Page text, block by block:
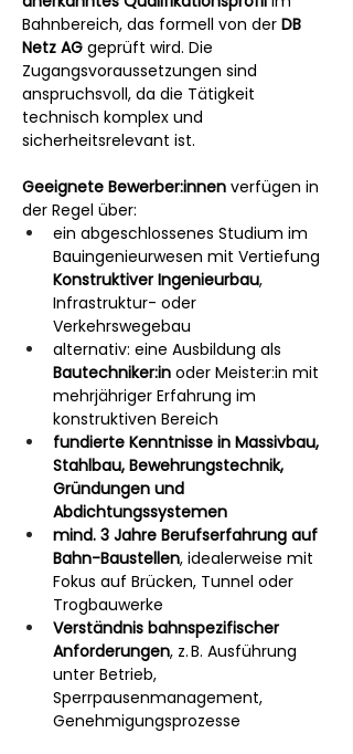
Bahnbereich, das formell von der DB
Netz AG geprüft wird. Die
Zugangsvoraussetzungen sind
anspruchsvoll, da die Tätigkeit
technisch komplex und
sicherheitsrelevant ist.
Geeignete Bewerber:innen verfügen in
der Regel über:
ein abgeschlossenes Studium im
Bauingenieurwesen mit Vertiefung
Konstruktiver Ingenieurbau,
Infrastruktur- oder
Verkehrswegebau
alternativ: eine Ausbildung als
Bautechniker:in oder Meister:in mit
mehrjähriger Erfahrung im
konstruktiven Bereich
fundierte Kenntnisse in Massivbau,
Stahlbau, Bewehrungstechnik,
Gründungen und
Abdichtungssystemen
mind. 3 Jahre Berufserfahrung auf
Bahn-Baustellen, idealerweise mit
Fokus auf Brücken, Tunnel oder
Trogbauwerke
Verständnis bahnspezifischer
Anforderungen, z. B. Ausführung
unter Betrieb,
Sperrpausenmanagement,
Genehmigungsprozesse